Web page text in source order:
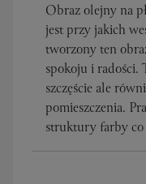
Obraz olejny na
jest przy jakich
tworzony ten
spokoju i radości.
szczęście ale
pomieszczenia.
struktury farby